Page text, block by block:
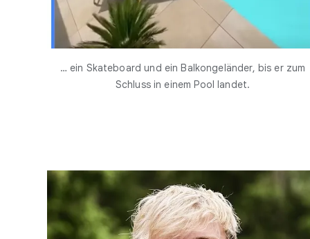
… ein Skateboard und ein Balkongeländer, bis er zum
Schluss in einem Pool landet.